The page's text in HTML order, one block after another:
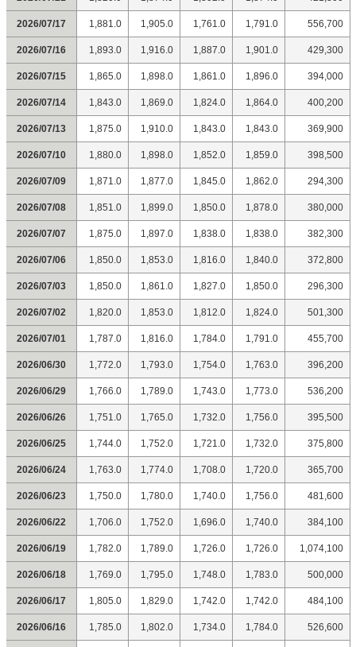
2026/07/17 1,881.0 1,905.0 1,761.0 1,791.0 556,700
2026/07/16 1,893.0 1,916.0 1,887.0 1,901.0 429,300
2026/07/15 1,865.0 1,898.0 1,861.0 1,896.0 394,000
2026/07/14 1,843.0 1,869.0 1,824.0 1,864.0 400,200
2026/07/13 1,875.0 1,910.0 1,843.0 1,843.0 369,900
2026/07/10 1,880.0 1,898.0 1,852.0 1,859.0 398,500
2026/07/09 1,871.0 1,877.0 1,845.0 1,862.0 294,300
2026/07/08 1,851.0 1,899.0 1,850.0 1,878.0 380,000
2026/07/07 1,875.0 1,897.0 1,838.0 1,838.0 382,300
2026/07/06 1,850.0 1,853.0 1,816.0 1,840.0 372,800
2026/07/03 1,850.0 1,861.0 1,827.0 1,850.0 296,300
2026/07/02 1,820.0 1,853.0 1,812.0 1,824.0 501,300
2026/07/01 1,787.0 1,816.0 1,784.0 1,791.0 455,700
2026/06/30 1,772.0 1,793.0 1,754.0 1,763.0 396,200
2026/06/29 1,766.0 1,789.0 1,743.0 1,773.0 536,200
2026/06/26 1,751.0 1,765.0 1,732.0 1,756.0 395,500
2026/06/25 1,744.0 1,752.0 1,721.0 1,732.0 375,800
2026/06/24 1,763.0 1,774.0 1,708.0 1,720.0 365,700
2026/06/23 1,750.0 1,780.0 1,740.0 1,756.0 481,600
2026/06/22 1,706.0 1,752.0 1,696.0 1,740.0 384,100
2026/06/19 1,782.0 1,789.0 1,726.0 1,726.0 1,074,100
2026/06/18 1,769.0 1,795.0 1,748.0 1,783.0 500,000
2026/06/17 1,805.0 1,829.0 1,742.0 1,742.0 484,100
2026/06/16 1,785.0 1,802.0 1,734.0 1,784.0 526,600